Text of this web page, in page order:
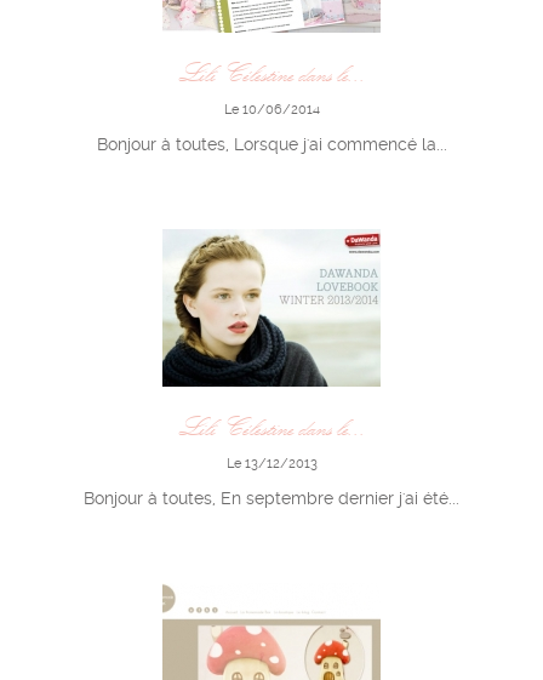
Lili Célestine dans le...
Le 10/06/2014
Bonjour à toutes, Lorsque j'ai commencé la...
Lili Célestine dans le...
Le 13/12/2013
Bonjour à toutes, En septembre dernier j'ai été...